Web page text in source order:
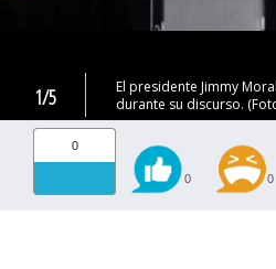
1/5
El presidente Jimmy
durante su discurso.
0
0 0